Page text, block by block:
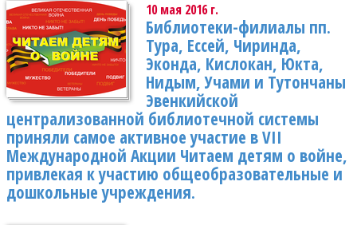
10 мая 2016 г.
Библиотеки-филиалы пп.
Тура, Ессей, Чиринда,
Эконда, Кислокан, Юкта,
Нидым, Учами и Тутончаны
Эвенкийской
централизованной библиотечной системы
приняли самое активное участие в VII
Международной Акции Читаем детям о войне,
привлекая к участию общеобразовательные и
дошкольные учреждения.